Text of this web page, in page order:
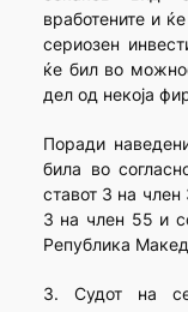
вработените и
сериозен
ќе бил во
дел од некоја
Поради
била во
ставот 3 на
3 на член 55 и
Република
3. Судот на